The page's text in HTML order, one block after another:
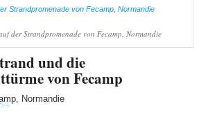
der Strandpromenade von Fecamp, Normandie
und die
von Fecamp
Normandie